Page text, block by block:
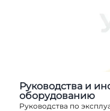
Руководства и
оборудованию
Руководства по